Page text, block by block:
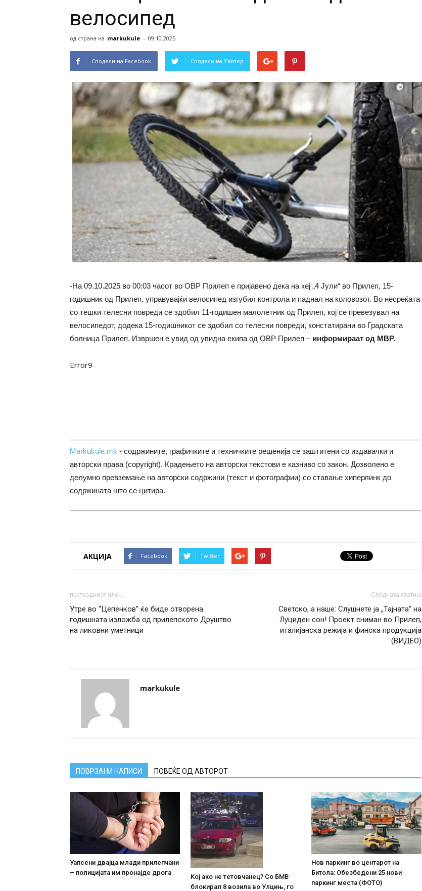
велосипед
од страна на markukule - 09.10.2025
Сподели на Facebook Сподели на Твитер
-На 09.10.2025 во 00:03 часот во ОВР Прилеп е пријавено дека на кеј „4 Јули“ во Прилеп, 15-
годишник од Прилеп, управувајќи велосипед изгубил контрола и паднал на коловозот. Во несреќата
со тешки телесни повреди се здобил 11-годишен малолетник од Прилеп, кој се превезувал на
велосипедот, додека 15-годишникот се здобил со телесни повреди, констатирани во Градската
болница Прилеп. Извршен е увид од увидна екипа од ОВР Прилеп – информираат од МВР.
Error9
Markukule.mk - содржините, графичките и техничките решенија се заштитени со издавачки и
авторски права (copyright). Крадењето на авторски текстови е казниво со закон. Дозволено е
делумно превземање на авторски содржини (текст и фотографии) со ставање хиперлинк до
содржината што се цитира.
АКЦИЈА Facebook Twitter
претходниот член,
Утре во “Цепенков” ќе биде отворена
годишната изложба од прилепското Друштво
на ликовни уметници
Следната статија
Светско, а наше: Слушнете ја „Тајната“ на
Луциден сон! Проект сниман во Прилеп,
италијанска режија и финска продукција
(ВИДЕО)
markukule
ПОВРЗАНИ НАПИСИ ПОВЕЌЕ ОД АВТОРОТ
Уапсени двајца млади прилепчани
– полицијата им пронајде дpoга
Koj ако не тетовчанец? Со БМВ
блокирал 8 возила во Улцињ, го
Нов паркинг во центарот на
Битола: Обезбедени 25 нови
паркинг места (ФОТО)